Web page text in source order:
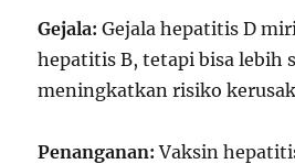
Gejala: Gejala hepatitis D
hepatitis B, tetapi bisa lebih
meningkatkan risiko
Penanganan: Vaksin